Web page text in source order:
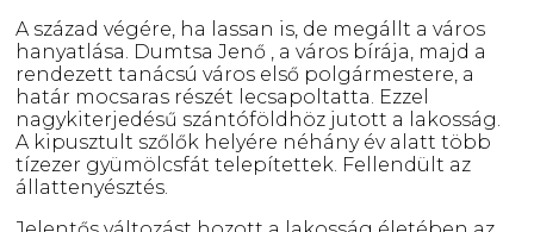
A század végére, ha lassan is, de megállt a város
hanyatlása. Dumtsa Jenő , a város bírája, majd a
rendezett tanácsú város első polgármestere, a
határ mocsaras részét lecsapoltatta. Ezzel
nagykiterjedésű szántóföldhöz jutott a lakosság.
A kipusztult szőlők helyére néhány év alatt több
tízezer gyümölcsfát telepítettek. Fellendült az
állattenyésztés.